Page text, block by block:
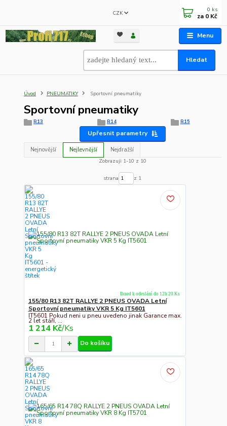
Menu
CZK
Hledat
0 ks
za 0 Kč
Úvod PNEUMATIKY Sportovní pneumatiky
Sportovní pneumatiky
R13 R14 R15
Upřesnit parametry
Nejnovější Nejlevnější
Nejdražší
Zobrazuji 1-10 z 10
strana z 1
155/80 R13 82T RALLYE 2 PNEUS OVADA Letní
Sportovní pneumatiky VKR 5 Kg IT5601
IT5601 Pokud neni u pneu uvedeno jinak Garance max.
2 let stáří, ...
1 214 Kč/Ks
Ihned k odeslání do 12h 20 Ks
Do košíku